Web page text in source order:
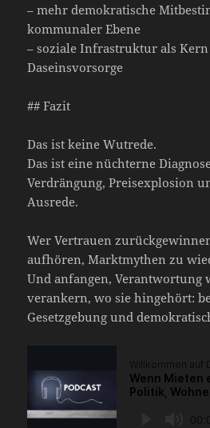
– mehr demokratische
kommunaler Ebene
– soziale Infrastruktur als
Daseinsvorsorge
## Fazit
Das ist keine Wutrede.
Das ist eine nüchterne
Verdrängung, Preisexplosion
Ausrede.
Wer Vertrauen
aufhören, Marktmythen zu
Und anfangen, Verantwortung
verankern, wo sie hingehört:
Gesetzgebung und